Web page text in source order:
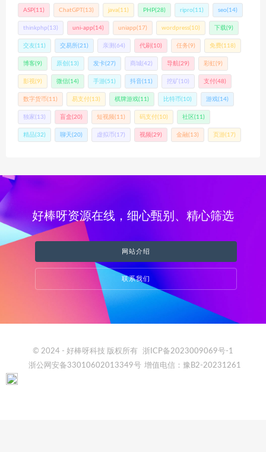
ASP(11) ChatGPT(13) java(11) PHP(28) ripro(11) seo(14)
thinkphp(13) uni-app(14) uniapp(17) wordpress(10) 下载(9)
交友(11) 交易所(21) 亲测 (64) 代刷 (10) 任务(9) 免费(118)
博客(9) 原创 (13) 发卡(27) 商城(42) 导航(29) 彩虹(9)
影视(9) 微信(14) 手游(51) 抖音(11) 挖矿(10) 支付(48)
数字货币(11) 易支付(13) 棋牌游戏(11) 比特币(10) 游戏(14)
独家(13) 盲盒(20) 短视频(11) 码支付(10) 社区(11)
精品(32) 聊天(20) 虚拟币(17) 视频(29) 金融(13) 页游(17)
好棒呀资源在线，细心甄别、精心筛选
网站介绍
联系我们
© 2024 - 好棒呀科技 版权所有
浙ICP备2023009069号-1
浙公网安备33010602013349号 增值电信：豫B2-20231261